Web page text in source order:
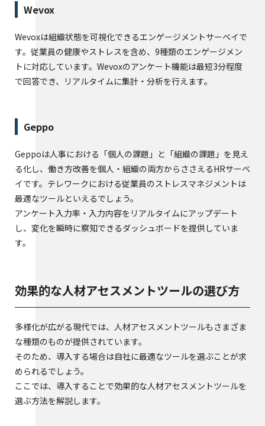
Wevox
Wevoxは組織状態を可視化できるエンゲージメントサーベイで
す。従業員の健康やストレスを含め、9種類のエンゲージメン
トに対応しています。Wevoxのアンケート機能は最短3分程度
で回答でき、リアルタイムに集計・分析を行えます。
Geppo
Geppoは人事における「個人の課題」と「組織の課題」を見え
る化し、働き方改善を個人・組織の両方からささえるHRサーベ
イです。テレワークにおける従業員のストレスマネジメントは
最適なツールといえるでしょう。
アンケート入力率・入力内容をリアルタイムにアップデート
し、変化を瞬時に察知できるダッシュボードを提供していま
す。
効果的な人材アセスメントツールの選び方
多様化が広がる現代では、人材アセスメントツールもさまざま
な種類のものが提供されています。
そのため、導入する場合は自社に最適なツールを選ぶことが求
められるでしょう。
ここでは、導入することで効果的な人材アセスメントツールを
選ぶ方法を解説します。